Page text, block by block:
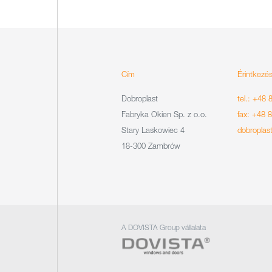
Cím
Dobroplast
Fabryka Okien Sp. z o.o.
Stary Laskowiec 4
18-300 Zambrów
Érintkezés
tel.: +48
fax: +48
A DOVISTA Group vállalata